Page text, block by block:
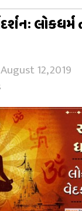
August 12, 2019